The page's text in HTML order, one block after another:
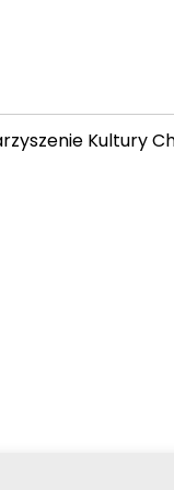
Kultury